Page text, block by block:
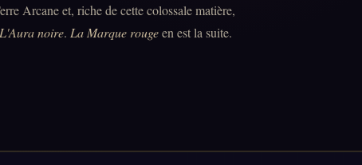
Arcane et, riche de cette colossale matière,
L'Aura noire. La Marque rougeen est la suite.